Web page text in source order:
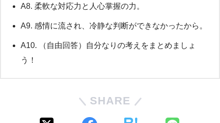
A8. 柔軟な対応力と人心掌握の力。
A9. 感情に流され、冷静な判断ができなかったから。
A10. （自由回答）自分なりの考えをまとめましょ
う！
SHARE